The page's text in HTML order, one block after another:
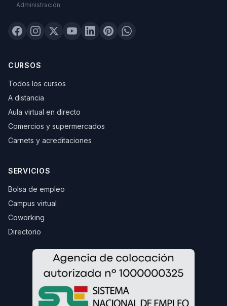
Administración
CURSOS
Todos los cursos
A distancia
Aula virtual en directo
Comercios y supermercados
Carnets y acreditaciones
SERVICIOS
Bolsa de empleo
Campus virtual
Coworking
Directorio